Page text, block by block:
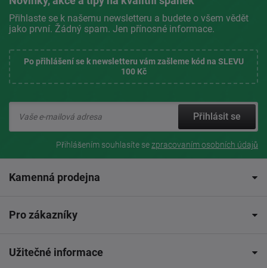
Přihlaste se k našemu newsletteru a budete o všem vědět
jako první. Žádný spam. Jen přínosné informace.
Po přihlášení se k newsletteru vám zašleme kód na SLEVU
100 Kč
Přihlásit se
Přihlášením souhlasíte sezpracovaním osobních údajů
Kamenná prodejna
Pro zákazníky
Užitečné informace